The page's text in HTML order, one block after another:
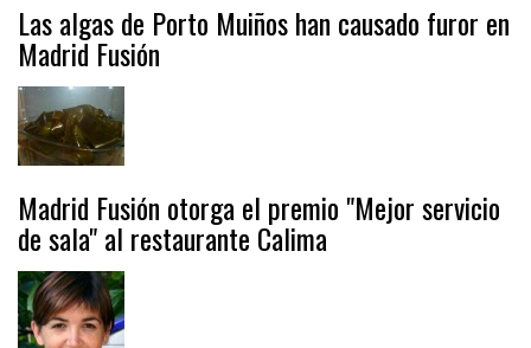
Las algas de Porto Muiños han causado furor en
Madrid Fusión
Madrid Fusión otorga el premio "Mejor servicio
de sala" al restaurante Calima